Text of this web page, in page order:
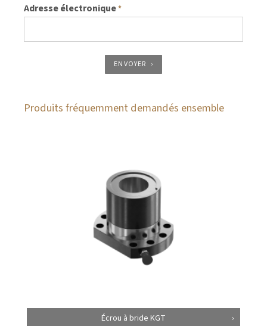
Adresse électronique*
ENVOYER
Produits fréquemment demandés ensemble
Écrou à bride KGT